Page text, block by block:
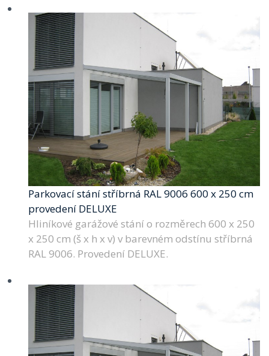
Parkovací stání stříbrná RAL 9006 600 x 250 cm
provedení DELUXE
Hliníkové garážové stání o rozměrech 600 x 250
x 250 cm (š x h x v) v barevném odstínu stříbrná
RAL 9006. Provedení DELUXE.